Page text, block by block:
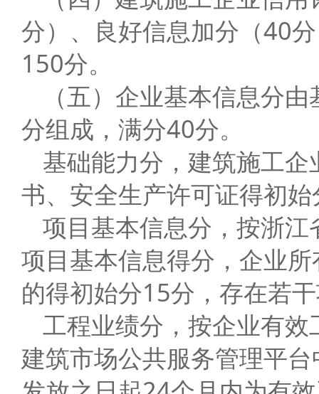
分）、良好信息加分（40
150分。
（五）企业基本信息分
分组成，满分40分。
基础能力分，建筑施工
书、安全生产许可证得初
项目基本信息分，按浙
项目基本信息得分，企业
的得初始分15分，存在若
工程业绩分，按企业有
建筑市场公共服务管理平